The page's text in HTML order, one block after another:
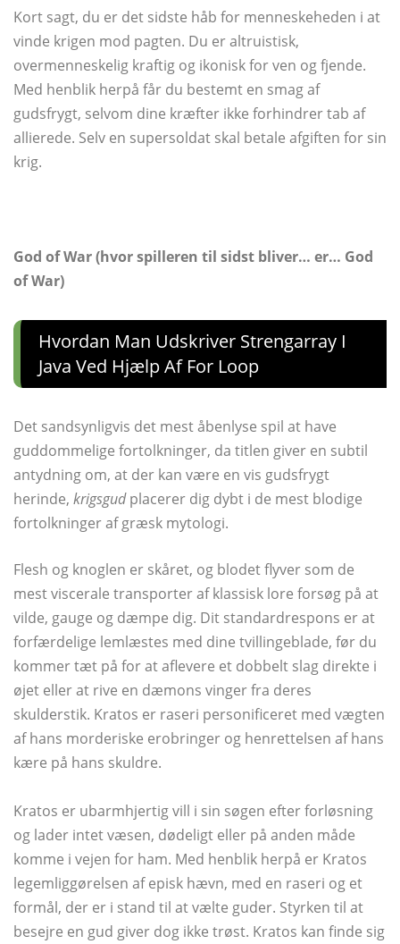
Kort sagt, du er det sidste håb for menneskeheden i at
vinde krigen mod pagten. Du er altruistisk,
overmenneskelig kraftig og ikonisk for ven og fjende.
Med henblik herpå får du bestemt en smag af
gudsfrygt, selvom dine kræfter ikke forhindrer tab af
allierede. Selv en supersoldat skal betale afgiften for sin
krig.
God of War (hvor spilleren til sidst bliver… er… God
of War)
Hvordan Man Udskriver Strengarray I
Java Ved Hjælp Af For Loop
Det sandsynligvis det mest åbenlyse spil at have
guddommelige fortolkninger, da titlen giver en subtil
antydning om, at der kan være en vis gudsfrygt
herinde, krigsgudplacerer dig dybt i de mest blodige
fortolkninger af græsk mytologi.
Flesh og knoglen er skåret, og blodet flyver som de
mest viscerale transporter af klassisk lore forsøg på at
vilde, gauge og dæmpe dig. Dit standardrespons er at
forfærdelige lemlæstes med dine tvillingeblade, før du
kommer tæt på for at aflevere et dobbelt slag direkte i
øjet eller at rive en dæmons vinger fra deres
skulderstik. Kratos er raseri personificeret med vægten
af ​​hans morderiske erobringer og henrettelsen af ​​hans
kære på hans skuldre.
Kratos er ubarmhjertig vill i sin søgen efter forløsning
og lader intet væsen, dødeligt eller på anden måde
komme i vejen for ham. Med henblik herpå er Kratos
legemliggørelsen af ​​episk hævn, med en raseri og et
formål, der er i stand til at vælte guder. Styrken til at
besejre en gud giver dog ikke trøst. Kratos kan finde sig